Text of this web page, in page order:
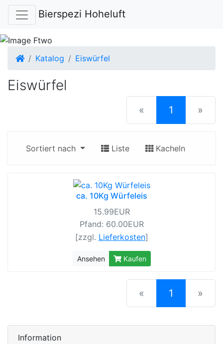
Bierspezi Hoheluft
Startseite
Katalog Eiswürfel
Eiswürfel
« 1 (current)
»
Sortiert nach Liste Kacheln
ca. 10Kg Würfeleis
15.99EUR
Pfand: 60.00EUR
[zzgl. Lieferkosten]
Ansehen Kaufen
« 1 (current)
»
Information